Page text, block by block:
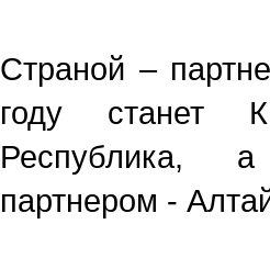
Страной –
году станет
Республика,
партнером -